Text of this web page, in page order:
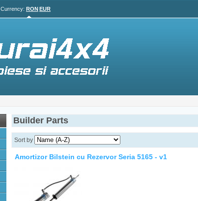
RONEUR
Builder Parts
Sort by
Amortizor Bilstein cu Rezervor Seria 5165 - v1